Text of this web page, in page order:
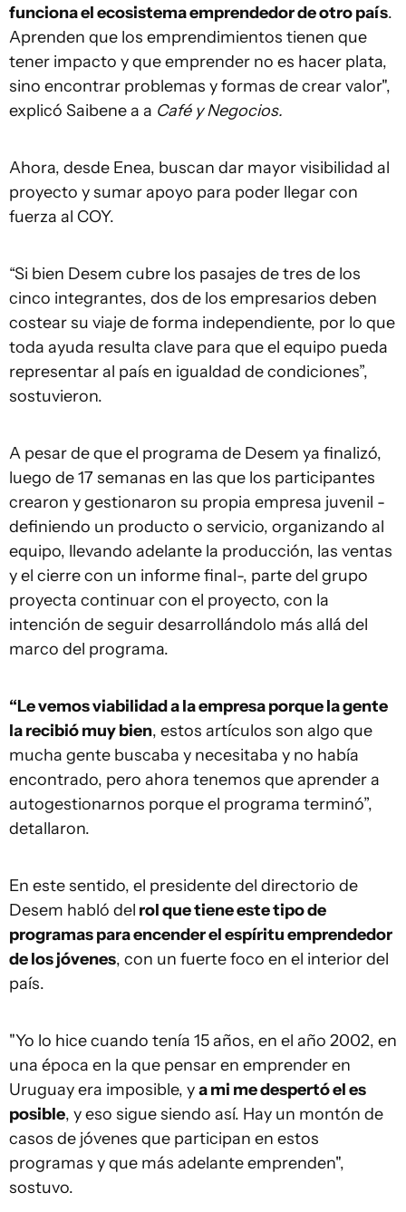
funciona el ecosistema emprendedor de otro país.
Aprenden que los emprendimientos tienen que
tener impacto y que emprender no es hacer plata,
sino encontrar problemas y formas de crear valor",
explicó Saibene a a Café y Negocios.
Ahora, desde Enea, buscan dar mayor visibilidad al
proyecto y sumar apoyo para poder llegar con
fuerza al COY.
“Si bien Desem cubre los pasajes de tres de los
cinco integrantes, dos de los empresarios deben
costear su viaje de forma independiente, por lo que
toda ayuda resulta clave para que el equipo pueda
representar al país en igualdad de condiciones”,
sostuvieron.
A pesar de que el programa de Desem ya finalizó,
luego de 17 semanas en las que los participantes
crearon y gestionaron su propia empresa juvenil -
definiendo un producto o servicio, organizando al
equipo, llevando adelante la producción, las ventas
y el cierre con un informe final-, parte del grupo
proyecta continuar con el proyecto, con la
intención de seguir desarrollándolo más allá del
marco del programa.
“Le vemos viabilidad a la empresa porque la gente
la recibió muy bien, estos artículos son algo que
mucha gente buscaba y necesitaba y no había
encontrado, pero ahora tenemos que aprender a
autogestionarnos porque el programa terminó”,
detallaron.
En este sentido, el presidente del directorio de
Desem habló del rol que tiene este tipo de
programas para encender el espíritu emprendedor
de los jóvenes, con un fuerte foco en el interior del
país.
"Yo lo hice cuando tenía 15 años, en el año 2002, en
una época en la que pensar en emprender en
Uruguay era imposible, ya mi me despertó el es
posible, y eso sigue siendo así. Hay un montón de
casos de jóvenes que participan en estos
programas y que más adelante emprenden",
sostuvo.